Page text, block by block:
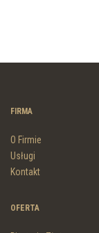
FIRMA
O Firmie
Usługi
Kontakt
OFERTA